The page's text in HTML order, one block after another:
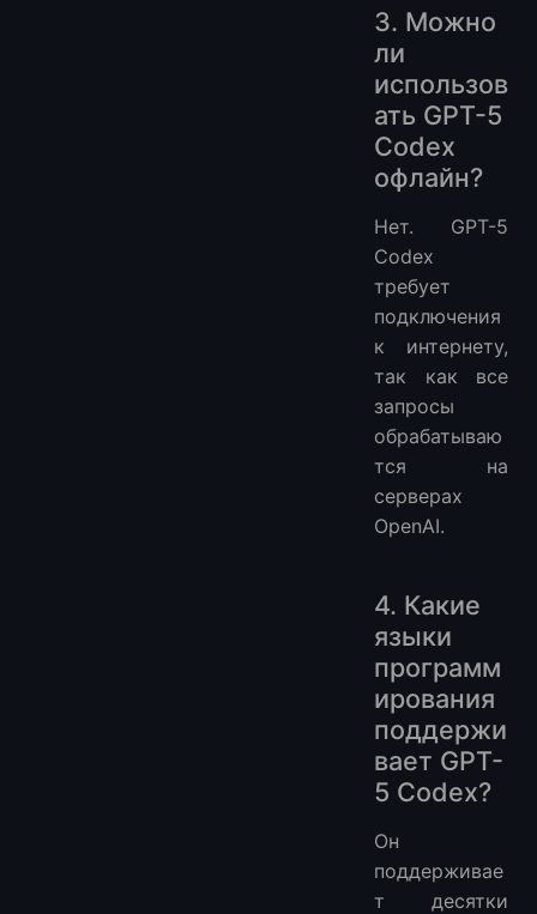
3. Можно
ли
использов
ать GPT-5
Codex
офлайн?
Нет. GPT-5
Codex
требует
подключения
к интернету,
так как все
запросы
обрабатываю
тся на
серверах
OpenAI.
4. Какие
языки
программ
ирования
поддержи
вает GPT-
5 Codex?
Он
поддерживае
т десятки